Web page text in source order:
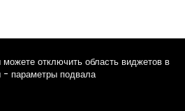
отключить область виджетов в
- параметры подвала